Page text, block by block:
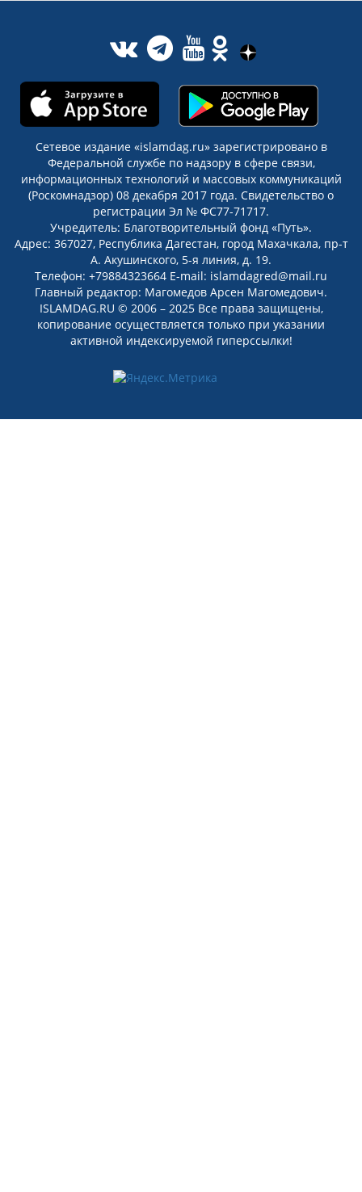
Сетевое издание «islamdag.ru» зарегистрировано в
Федеральной службе по надзору в сфере связи,
информационных технологий и массовых коммуникаций
(Роскомнадзор) 08 декабря 2017 года. Свидетельство о
регистрации Эл № ФС77-71717.
Учредитель: Благотворительный фонд «Путь».
Адрес: 367027, Республика Дагестан, город Махачкала, пр-т
А. Акушинского, 5-я линия, д. 19.
Телефон: +79884323664 E-mail: islamdagred@mail.ru
Главный редактор: Магомедов Арсен Магомедович.
ISLAMDAG.RU © 2006 – 2025 Все права защищены,
копирование осуществляется только при указании
активной индексируемой гиперссылки!